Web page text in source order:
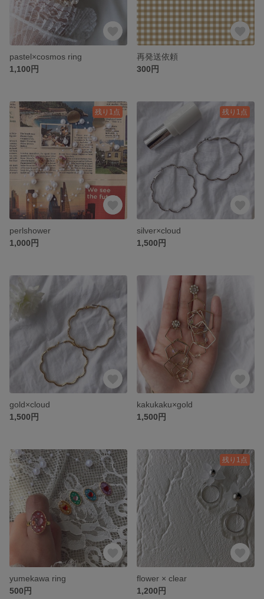
pastel×cosmos ring
1,100円
再発送依頼
300円
残り1点
perlshower
1,000円
残り1点
silver×cloud
1,500円
gold×cloud
1,500円
kakukaku×gold
1,500円
yumekawa ring
500円
残り1点
flower × clear
1,200円